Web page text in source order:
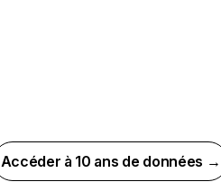
Accéder à 10 ans de données →